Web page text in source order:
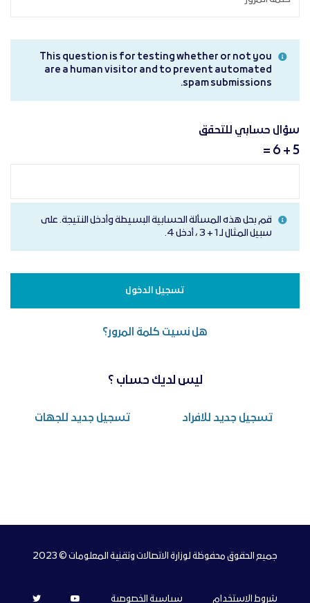
This question is for testing whether or not you
are a human visitor and to prevent automated
spam submissions.
سؤال حسابي للتحقق
5 + 6 =
قم بحل هذه المسألة الحسابية البسيطة وأدخل النتيجة. على
سبيل المثال لـ 1 + 3 ، أدخل 4.
هل نسيت كلمة المرور؟
ليس لديك حساب ؟
تسجيل جديد للافراد تسجيل جديد للجهات
جميع الحقوق محفوظة لوزارة الاتصالات وتقنية المعلومات © 2023
شروط الاستخدام سياسية الخصوصية